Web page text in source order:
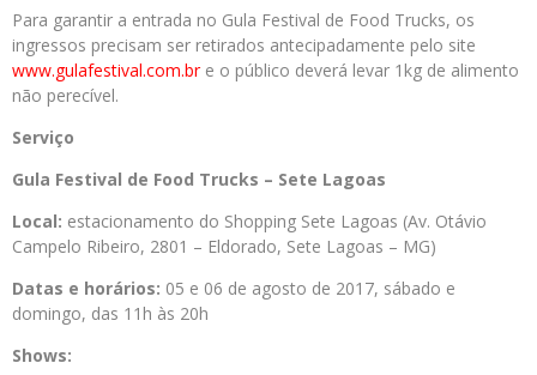
Para garantir a entrada no Gula Festival de Food Trucks, os
ingressos precisam ser retirados antecipadamente pelo site
www.gulafestival.com.bre o público deverá levar 1kg de alimento
não perecível.
Serviço
Gula Festival de Food Trucks – Sete Lagoas
Local: estacionamento do Shopping Sete Lagoas (Av. Otávio
Campelo Ribeiro, 2801 – Eldorado, Sete Lagoas – MG)
Datas e horários: 05 e 06 de agosto de 2017, sábado e
domingo, das 11h às 20h
Shows: